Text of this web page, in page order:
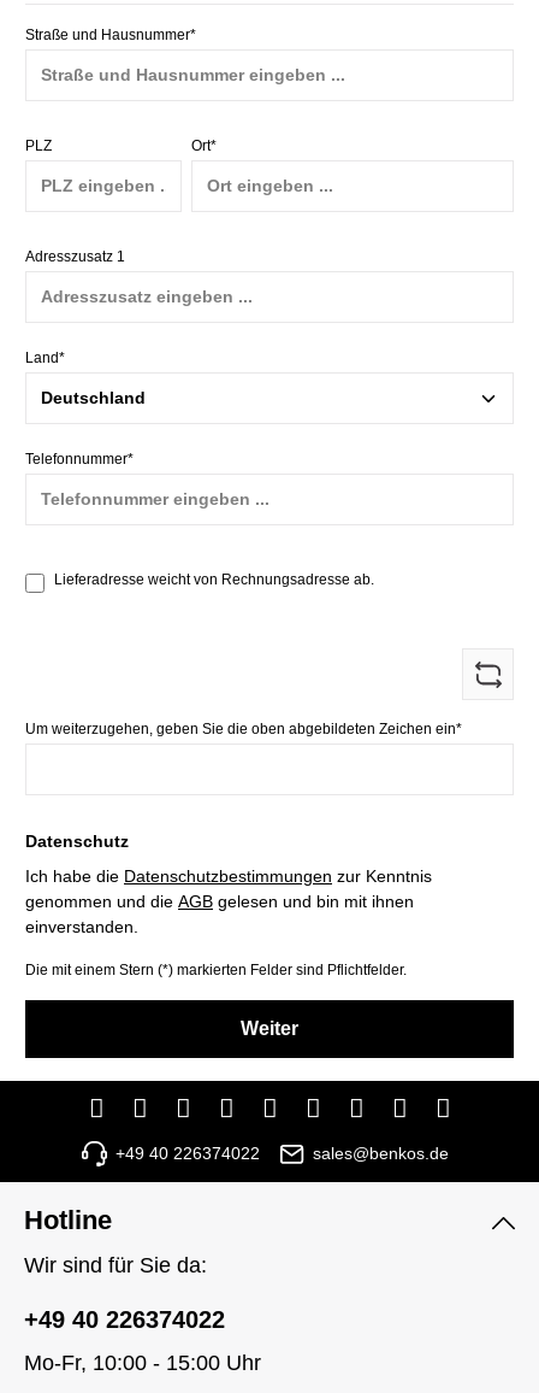
Straße und Hausnummer*
PLZ Ort*
Adresszusatz 1
Land*
Telefonnummer*
Lieferadresse weicht von Rechnungsadresse ab.
Um weiterzugehen, geben Sie die oben abgebildeten Zeichen ein*
Datenschutz
Ich habe die Datenschutzbestimmungen zur Kenntnis
genommen und die AGB gelesen und bin mit ihnen
einverstanden.
Die mit einem Stern (*) markierten Felder sind Pflichtfelder.
Weiter
+49 40 226374022 sales@benkos.de
Hotline
Wir sind für Sie da:
+49 40 226374022
Mo-Fr, 10:00 - 15:00 Uhr